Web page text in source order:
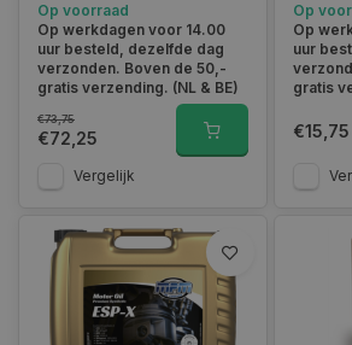
05005ESP-X
Op voorraad
Op werkdagen voor 14.00
uur besteld, dezelfde dag
verzonden. Boven de 50,-
gratis verzending. (NL & BE)
€73,75
€72,25
Vergelijk
Op
Op
uur
gratis
€15,75